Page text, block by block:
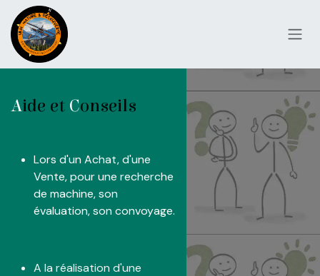
Se rendre au contenu
Aide et Conseils
​Lors d'un Achat, d'une
Vente, pour une recherche
de machine, son
évaluation, son convoyage.
A la réalisation d'une